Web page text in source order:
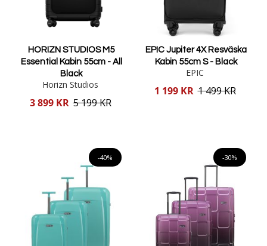
HORIZN STUDIOS M5
Essential Kabin 55cm - All
Black
Horizn Studios
Reducerat
3 899 KR 5 199 KR
EPIC Jupiter 4X Resväska
Kabin 55cm S - Black
EPIC
Reducerat
1 199 KR 1 499 KR
-40% -30%